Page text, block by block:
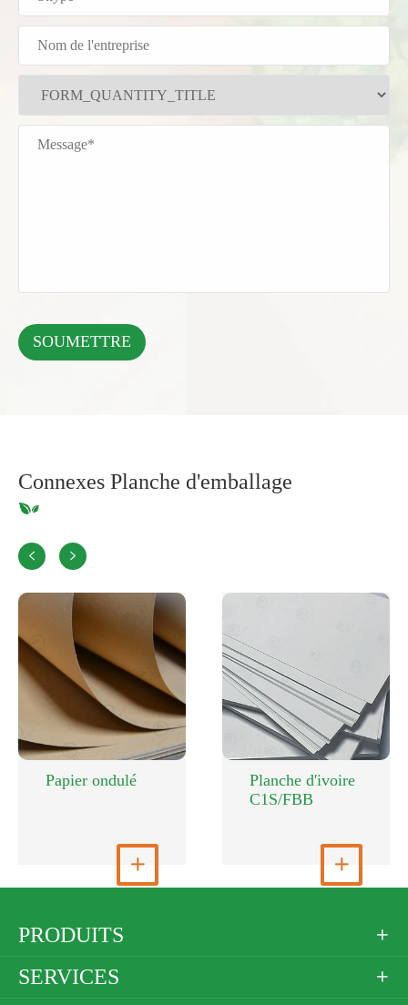
Connexes Planche d'emballage
 
Papier ondulé
Voir plus

Planche d'ivoire
C1S/FBB
Voir plus

PRODUITS 
SERVICES 